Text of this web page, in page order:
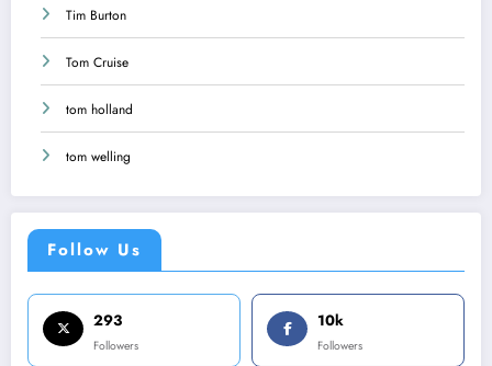
Tim Burton
Tom Cruise
tom holland
tom welling
Follow Us
293
Followers
10k
Followers